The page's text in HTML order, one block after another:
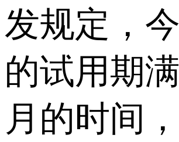
发规定，
的试用期
月的时间